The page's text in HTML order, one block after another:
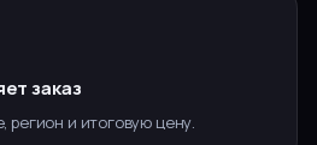
заказ
и итоговую цену.